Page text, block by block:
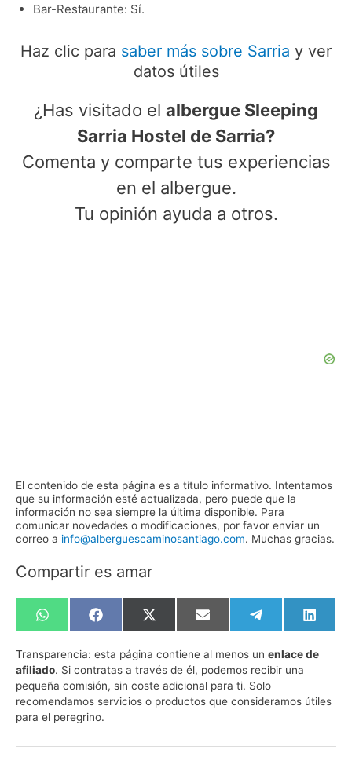
Bar-Restaurante: Sí.
Haz clic para saber más sobre Sarria y ver
datos útiles
¿Has visitado el albergue Sleeping
Sarria Hostel de Sarria?
Comenta y comparte tus experiencias
en el albergue.
Tu opinión ayuda a otros.
El contenido de esta página es a título informativo. Intentamos
que su información esté actualizada, pero puede que la
información no sea siempre la última disponible. Para
comunicar novedades o modificaciones, por favor enviar un
correo a info@alberguescaminosantiago.com. Muchas gracias.
Compartir es amar
Compartir
en
WhatsApp
Compartir
en
Facebook
Compartir
en
X
(Twitter)
Compartir
en
Email
Compartir
en
Telegram
en
Transparencia: esta página contiene al menos un enlace de
afiliado. Si contratas a través de él, podemos recibir una
pequeña comisión, sin coste adicional para ti. Solo
recomendamos servicios o productos que consideramos útiles
para el peregrino.